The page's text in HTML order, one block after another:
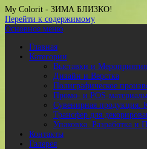
My Colorit - ЗИМА БЛИЗКО!
Перейти к содержимому
Основное меню
Главная
Категории
Выставки и Мероприятия
Дизайн и Верстка
Полиграфическое
Промо- и POS-материалы
Сувенирная продукция.
Трансфер для
Упаковка. Разработка и
Контакты
Галерея